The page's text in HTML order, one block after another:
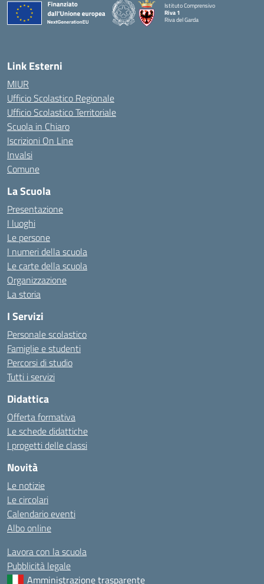
Istituto Comprensivo
Riva 1
Riva del Garda
Link Esterni
MIUR
Ufficio Scolastico Regionale
Ufficio Scolastico Territoriale
Scuola in Chiaro
Iscrizioni On Line
Invalsi
Comune
La Scuola
Presentazione
I luoghi
Le persone
I numeri della scuola
Le carte della scuola
Organizzazione
La storia
I Servizi
Personale scolastico
Famiglie e studenti
Percorsi di studio
Tutti i servizi
Didattica
Offerta formativa
Le schede didattiche
I progetti delle classi
Novità
Le notizie
Le circolari
Calendario eventi
Albo online
Lavora con la scuola
Pubblicità legale
Amministrazione trasparente